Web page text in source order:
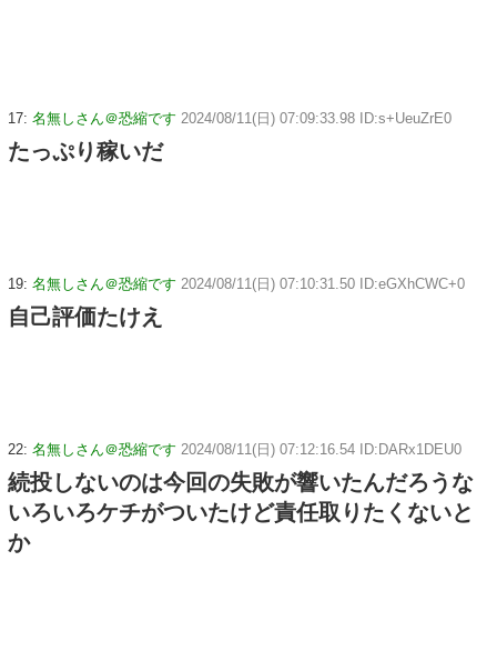
17: 名無しさん＠恐縮です 2024/08/11(日) 07:09:33.98 ID:s+UeuZrE0
たっぷり稼いだ
19: 名無しさん＠恐縮です 2024/08/11(日) 07:10:31.50 ID:eGXhCWC+0
自己評価たけえ
22: 名無しさん＠恐縮です 2024/08/11(日) 07:12:16.54 ID:DARx1DEU0
続投しないのは今回の失敗が響いたんだろうな
いろいろケチがついたけど責任取りたくないと
か